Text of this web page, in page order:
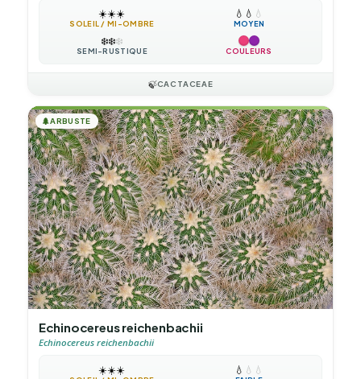
☀️☀️☀️
SOLEIL / MI-OMBRE
💧 💧 💧
MOYEN
❄️❄️❄️
SEMI-RUSTIQUE COULEURS
🍃CACTACEAE
🌲ARBUSTE
Echinocereus reichenbachii
Echinocereus reichenbachii
☀️☀️☀️ 💧 💧 💧